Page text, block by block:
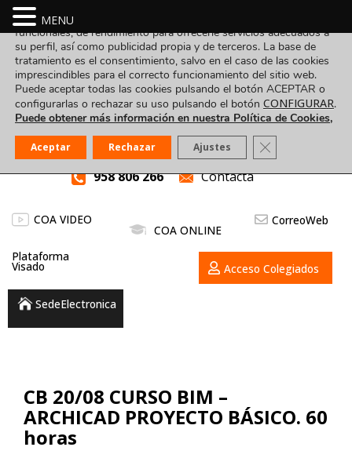
958 806 266 Contacta
COA VIDEO
COA ONLINE
CorreoWeb
Plataforma
Visado Acceso Colegiados
SedeElectronica
CB 20/08 CURSO BIM –
ARCHICAD PROYECTO BÁSICO. 60
horas
MENU
Utilizamos cookies propias y de terceros para fines analíticos,
funcionales, de rendimiento para ofrecerle servicios adecuados a
su perfil, así como publicidad propia y de terceros. La base de
tratamiento es el consentimiento, salvo en el caso de las cookies
imprescindibles para el correcto funcionamiento del sitio web.
Puede aceptar todas las cookies pulsando el botón ACEPTAR o
configurarlas o rechazar su uso pulsando el botón CONFIGURAR.
Puede obtener más información en nuestra Política de Cookies,
Aceptar Rechazar Ajustes Cerrar el banner